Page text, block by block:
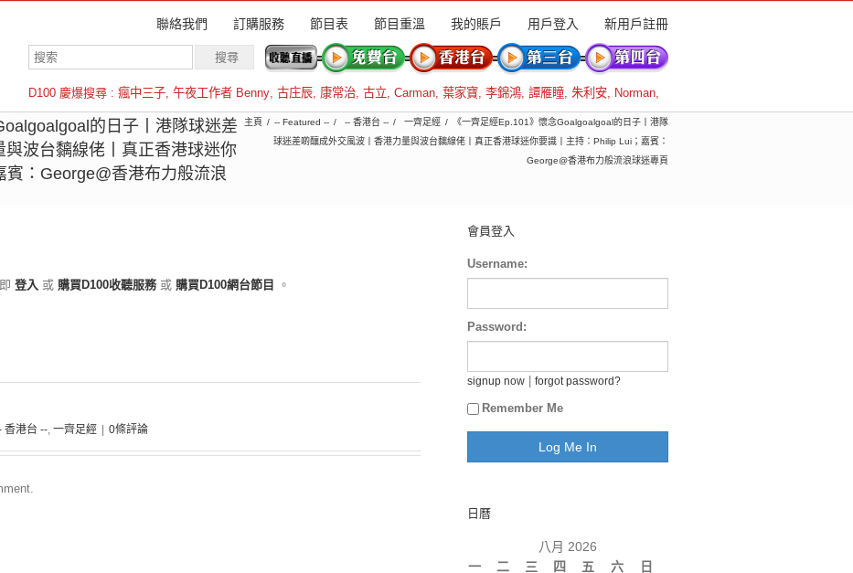
聯絡我們 訂購服務 節目表 節目重溫 我的賬戶 用戶登入 新用戶註冊
D100 慶爆搜尋 : 瘋中三子, 午夜工作者 Benny, 古庄辰, 康常治, 古立, Carman, 葉家寶, 李錦鴻, 譚雁瞳, 朱利安, Norman,
羅倫斯
的日子丨港隊球迷差
波台黐線佬丨真正香港球迷你
：George@香港布力般流浪
主頁 -- Featured -- -- 香港台 -- 一齊足經
《一齊足經Ep.101》懷念Goalgoalgoal的日子丨港隊
球迷差啲釀成外交風波丨香港力量與波台黐線佬丨真正香港球迷你要識丨主持：Philip Lui；嘉賓：
George@香港布力般流浪球迷專頁
登入 或 購買D100收聽服務 或 購買D100網台節目 。
香港台 --, 一齊足經 0條評論
會員登入
Username:
Password:
signup now forgot password?
Remember Me
日曆
八月 2026
一
二 三 四 五 六 日